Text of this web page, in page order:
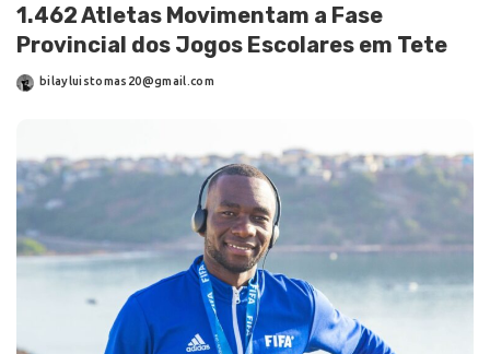
1.462 Atletas Movimentam a Fase
Provincial dos Jogos Escolares em Tete
bilayluistomas20@gmail.com